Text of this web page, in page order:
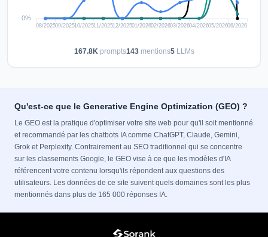
167.8Kprompts143mentions5LLMs
Qu'est-ce que le Generative Engine Optimization (GEO) ?
Le GEO est la pratique d'optimiser votre site web pour qu'il soit mentionné
et recommandé par les chatbots IA comme ChatGPT, Claude, Gemini,
Grok et Perplexity. Contrairement au SEO traditionnel qui se concentre
sur les classements Google, le GEO vise à ce que les modèles d'IA
référencent votre contenu lorsqu'ils répondent aux questions des
utilisateurs. Les données de ce site suivent quels domaines sont les plus
mentionnés dans plus de 165 000 réponses IA.